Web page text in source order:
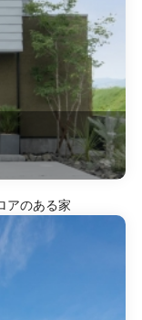
アのある家